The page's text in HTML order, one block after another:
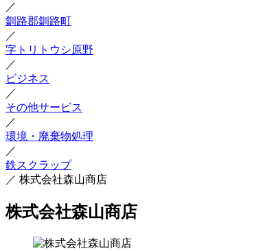
／
釧路郡釧路町
／
字トリトウシ原野
／
ビジネス
／
その他サービス
／
環境・廃棄物処理
／
鉄スクラップ
／ 株式会社森山商店
株式会社森山商店